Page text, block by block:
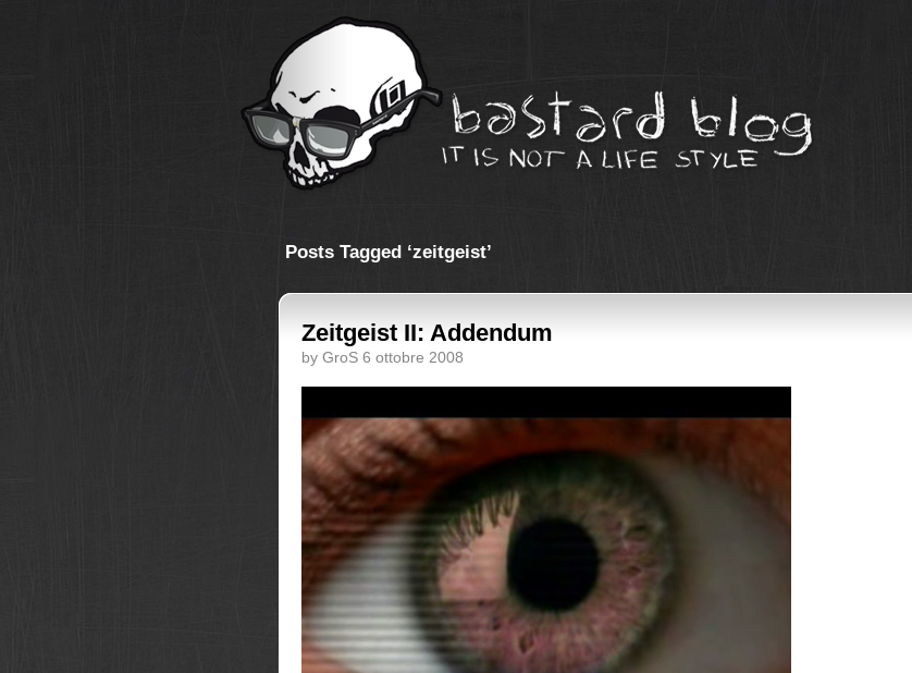
Posts Tagged ‘zeitgeist’
Zeitgeist II: Addendum
by GroS 6 ottobre 2008